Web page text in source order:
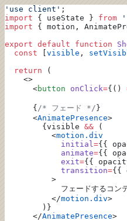
'use client' ;
import { useState } from
import { motion,
export default function
  const
visible ,
  return
(
    <>
      <
button onClick={()
      {
/* フェード */ }
      <
AnimatePresence>
        {visible
&& (
          <
motion.div
            initial
={{
            animate
={{
            exit
={{
            transition
={{
          >
フェードするコン
          </
motion.div>
        )}
      </
AnimatePresence>